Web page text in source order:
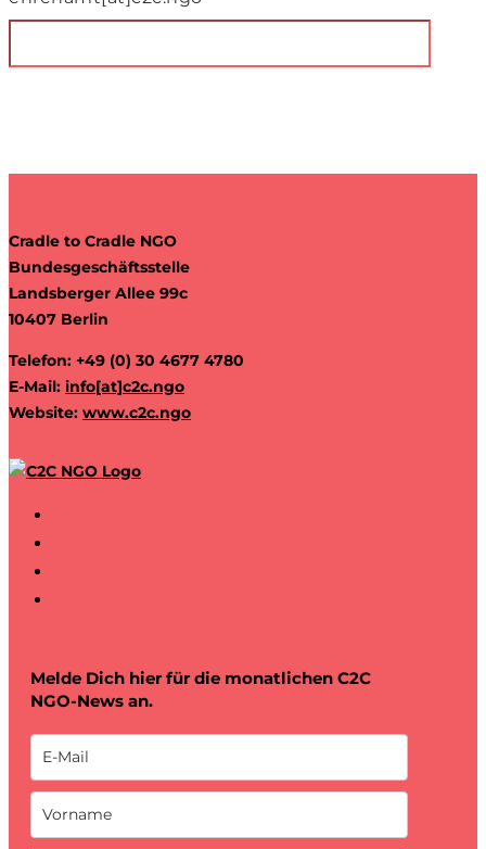
Cradle to Cradle NGO
Bundesgeschäftsstelle
Landsberger Allee 99c
10407 Berlin
Telefon: +49 (0) 30 4677 4780
E-Mail: info[at]c2c.ngo
Website: www.c2c.ngo
Melde Dich hier für die monatlichen C2C
NGO-News an.